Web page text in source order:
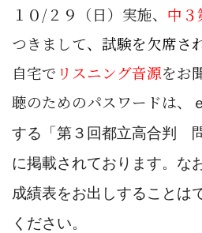
１０/２９（日）実施、 中３
つきまして、試験を欠席さ
自宅で リスニング音源をお
聴のためのパスワードは、
する「第３回都立高合判 問
に掲載されております。な
成績表をお出しすることは
ください。